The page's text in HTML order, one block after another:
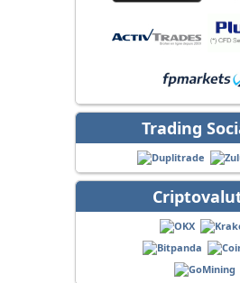
Trading